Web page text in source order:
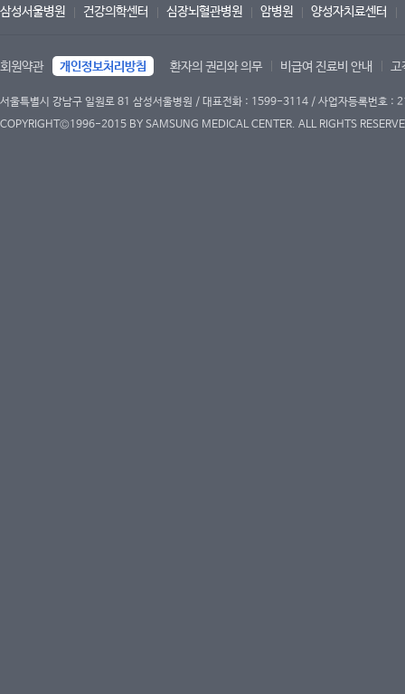
삼성서울병원 건강의학센터 심장뇌혈관병원 암병원 양성자치료센터
회원약관 개인정보처리방침 환자의 권리와 의무 비급여 진료비 안내 고
서울특별시 강남구 일원로 81 삼성서울병원 / 대표전화 : 1599-3114 / 사업자등록번호
COPYRIGHT©1996-2015 BY SAMSUNG MEDICAL CENTER. ALL RIGHTS